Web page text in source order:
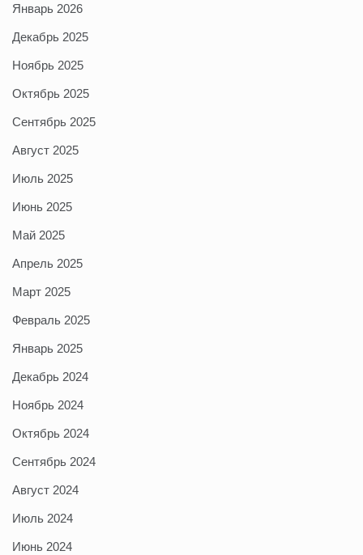
Январь 2026
Декабрь 2025
Ноябрь 2025
Октябрь 2025
Сентябрь 2025
Август 2025
Июль 2025
Июнь 2025
Май 2025
Апрель 2025
Март 2025
Февраль 2025
Январь 2025
Декабрь 2024
Ноябрь 2024
Октябрь 2024
Сентябрь 2024
Август 2024
Июль 2024
Июнь 2024